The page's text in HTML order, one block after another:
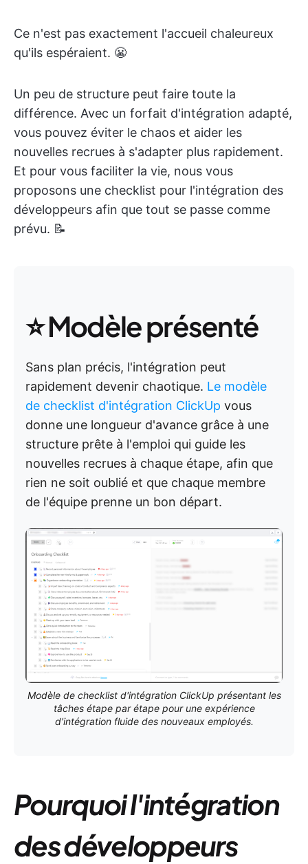
Ce n'est pas exactement l'accueil chaleureux
qu'ils espéraient. 😬
Un peu de structure peut faire toute la
différence. Avec un forfait d'intégration adapté,
vous pouvez éviter le chaos et aider les
nouvelles recrues à s'adapter plus rapidement.
Et pour vous faciliter la vie, nous vous
proposons une checklist pour l'intégration des
développeurs afin que tout se passe comme
prévu. 📝
⭐ Modèle présenté
Sans plan précis, l'intégration peut
rapidement devenir chaotique. Le modèle
de checklist d'intégration ClickUp vous
donne une longueur d'avance grâce à une
structure prête à l'emploi qui guide les
nouvelles recrues à chaque étape, afin que
rien ne soit oublié et que chaque membre
de l'équipe prenne un bon départ.
Modèle de checklist d'intégration ClickUp présentant les
tâches étape par étape pour une expérience
d'intégration fluide des nouveaux employés.
Pourquoi l'intégration
des développeurs